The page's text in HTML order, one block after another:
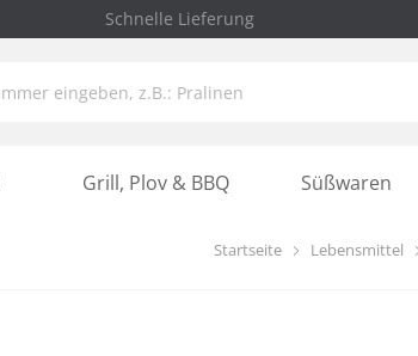
Schnelle Lieferung
Grill, Plov & BBQ Süßwaren
Startseite Lebensmittel